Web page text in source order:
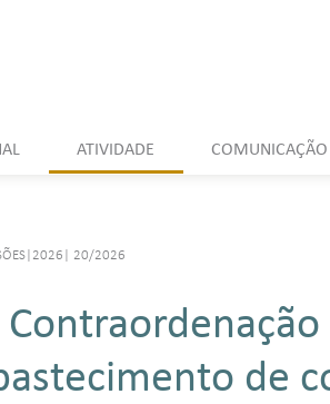
ATIVIDADE COMUNICAÇÃO
2026 20/2026
de